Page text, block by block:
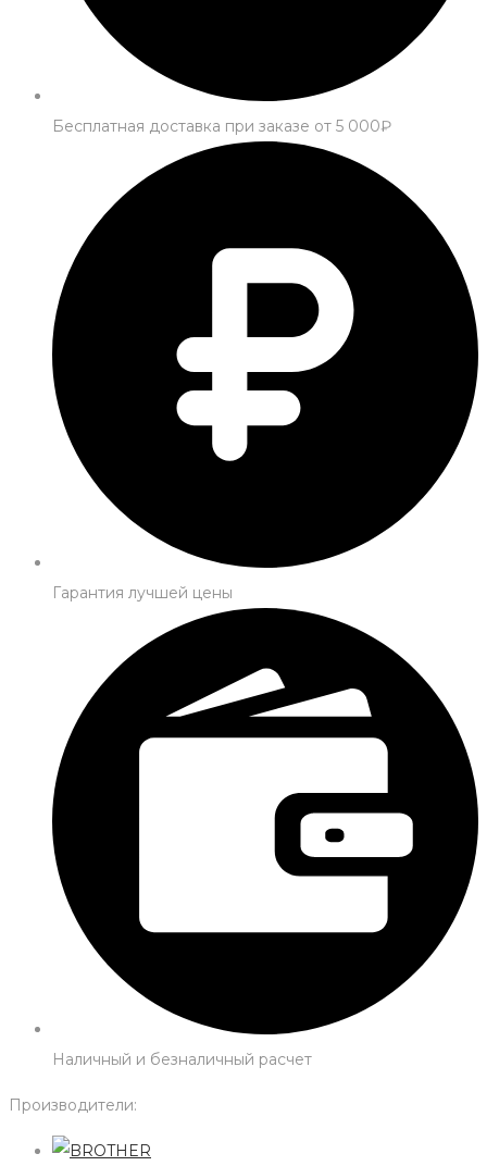
Бесплатная доставка при заказе от 5 000₽
Гарантия лучшей цены
Наличный и безналичный расчет
Производители: